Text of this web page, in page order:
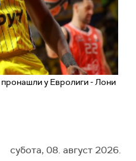
пронашли у Евролиги - Лони
субота, 08. август 2026.